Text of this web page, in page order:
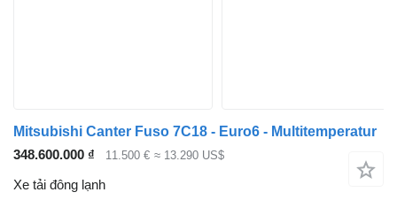
Mitsubishi Canter Fuso 7C18 - Euro6 - Multitemperatur
348.600.000 ₫
11.500 € ≈ 13.290 US$
Xe tải đông lạnh